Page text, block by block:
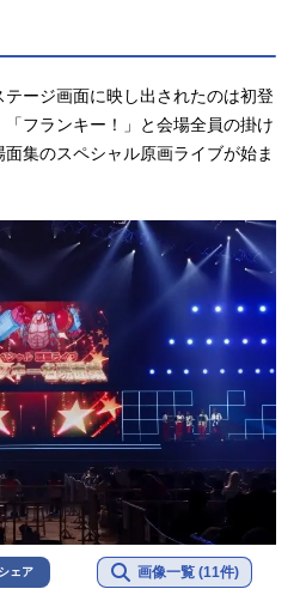
ージ画面に映し出されたのは初登
フランキー！」と会場全員の掛け
集のスペシャル原画ライブが始ま
シェア 画像一覧 (11件)